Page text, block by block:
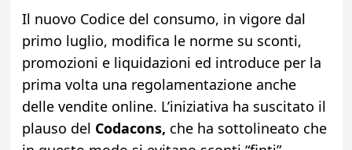
Il nuovo Codice del consumo, in vigore dal
primo luglio, modifica le norme su sconti,
promozioni e liquidazioni ed introduce per la
prima volta una regolamentazione anche
delle vendite online. L’iniziativa ha suscitato il
plauso del Codacons, che ha sottolineato che